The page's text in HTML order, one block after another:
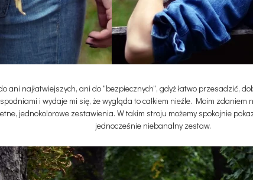
ani najłatwiejszych, ani do "bezpiecznych", gdyż łatwo przesadzić,
i wydaje mi się, że wygląda to całkiem nieźle. Moim
jednokolorowe zestawienia. W takim stroju możemy spokojnie
jednocześnie niebanalny zestaw.